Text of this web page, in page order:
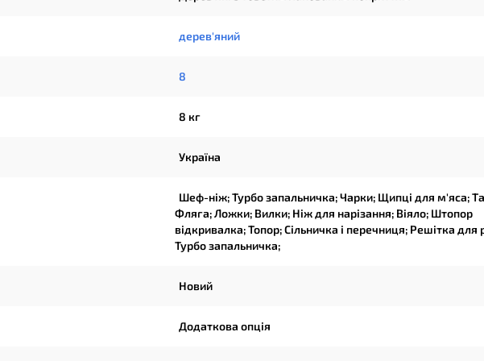
дерев'яний
8
8 кг
Україна
Шеф-ніж; Турбо запальничка; Чарки; Щипці для м'яса;
Фляга; Ложки; Вилки; Ніж для нарізання; Віяло; Штопор
відкривалка; Топор; Сільничка і перечниця; Решітка для
Турбо запальничка;
Новий
Додаткова опція